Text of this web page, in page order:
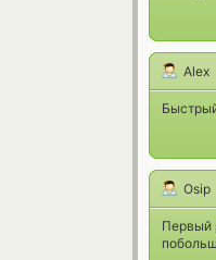
Alex
Osip
Первый